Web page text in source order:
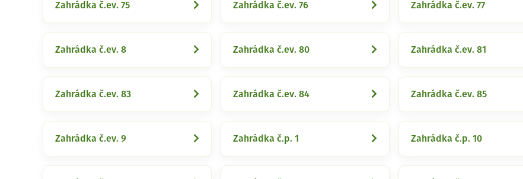
Zahrádka č.ev. 75 Zahrádka č.ev. 76 Zahrádka č.ev. 77
Zahrádka č.ev. 8 Zahrádka č.ev. 80 Zahrádka č.ev. 81
Zahrádka č.ev. 83 Zahrádka č.ev. 84 Zahrádka č.ev. 85
Zahrádka č.ev. 9 Zahrádka č.p. 1 Zahrádka č.p. 10